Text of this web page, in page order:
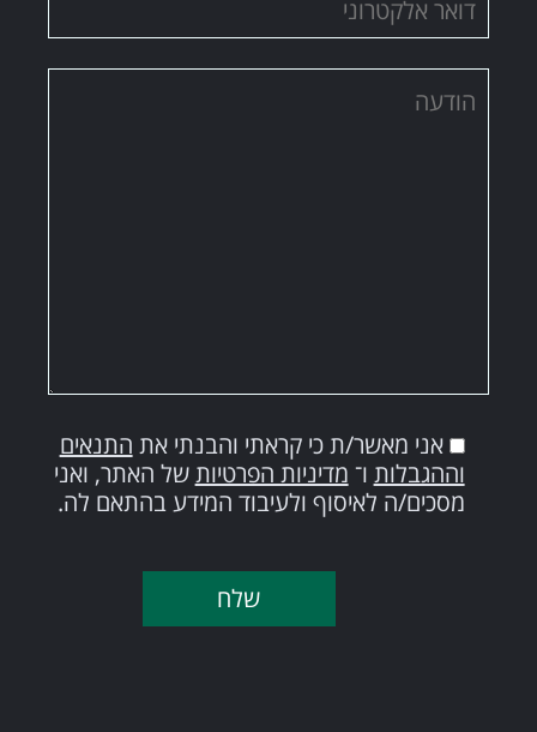
אני מאשר/ת כי קראתי והבנתי את התנאים
וההגבלות ו־ מדיניות הפרטיותשל האתר, ואני
מסכים/ה לאיסוף ולעיבוד המידע בהתאם לה.